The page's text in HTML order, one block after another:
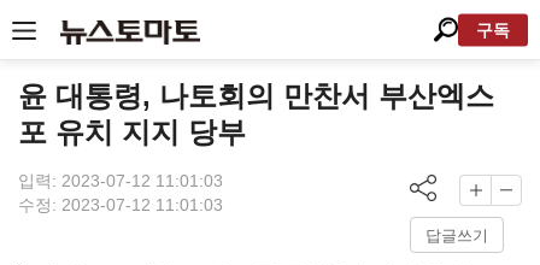
구독
윤 대통령, 나토회의 만찬서 부산엑스
포 유치 지지 당부
입력: 2023-07-12 11:01:03
수정: 2023-07-12 11:01:03
답글쓰기